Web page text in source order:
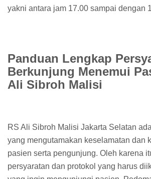
yakni antara jam 17.00 sampai dengan
Panduan Lengkap
Berkunjung Menemui
Ali Sibroh Malisi
RS Ali Sibroh Malisi Jakarta Selatan
yang mengutamakan keselamatan dan
pasien serta pengunjung. Oleh karena
persyaratan dan protokol yang harus